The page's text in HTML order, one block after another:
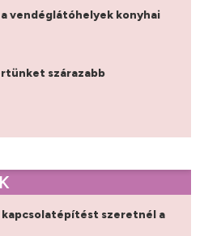
vendéglátóhelyek konyhai
szárazabb
szeretnél a